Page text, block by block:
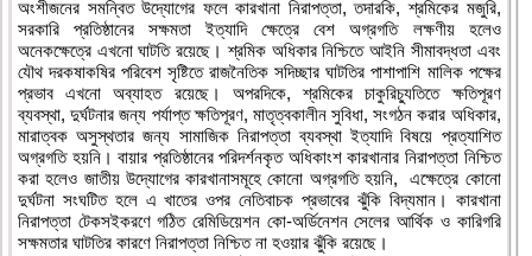
অংশীজনের সমন্বিত উদ্যোগের ফলে কারখানা নিরাপত্তা, তদারকি, শ্রমিকের মজুরি,
সরকারি প্রতিষ্ঠানের সক্ষমতা ইত্যাদি ক্ষেত্রে বেশ অগ্রগতি লক্ষণীয় হলেও
অনেকক্ষেত্রে এখনো ঘাটতি রয়েছে। শ্রমিক অধিকার নিশ্চিতে আইনি সীমাবদ্ধতা এবং
যৌথ দরকষাকষির পরিবেশ সৃষ্টিতে রাজনৈতিক সদিচ্ছার ঘাটতির পাশাপাশি মালিক পক্ষের
প্রভাব এখনো অব্যাহত রয়েছে। অপরদিকে, শ্রমিকের চাকুরিচ্যুতিতে ক্ষতিপূরণ
ব্যবস্থা, দুর্ঘটনার জন্য পর্যাপ্ত ক্ষতিপূরণ, মাতৃত্বকালীন সুবিধা, সংগঠন করার অধিকার,
মারাত্বক অসুস্থতার জন্য সামাজিক নিরাপত্তা ব্যবস্থা ইত্যাদি বিষয়ে প্রত্যাশিত
অগ্রগতি হয়নি। বায়ার প্রতিষ্ঠানের পরিদর্শনকৃত অধিকাংশ কারখানার নিরাপত্তা নিশ্চিত
করা হলেও জাতীয় উদ্যোগের কারখানাসমূহে কোনো অগ্রগতি হয়নি, এক্ষেত্রে কোনো
দুর্ঘটনা সংঘটিত হলে এ খাতের ওপর নেতিবাচক প্রভাবের ঝুঁকি বিদ্যমান। কারখানা
নিরাপত্তা টেকসইকরণে গঠিত রেমিডিয়েশন কো-অর্ডিনেশন সেলের আর্থিক ও কারিগরি
সক্ষমতার ঘাটতির কারণে নিরাপত্তা নিশ্চিত না হওয়ার ঝুঁকি রয়েছে।